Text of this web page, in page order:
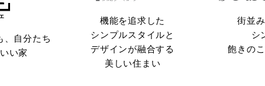
、自分たち
い家
機能を追求した
シンプルスタイルと
デザインが融合する
美しい住まい
街並
シ
飽きの